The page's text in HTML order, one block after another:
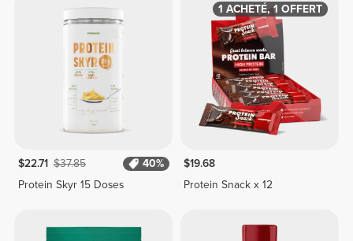
$22.71 $37.85
40%
Protein Skyr 15 Doses
1 ACHETÉ, 1 OFFERT
$19.68
Protein Snack x 12